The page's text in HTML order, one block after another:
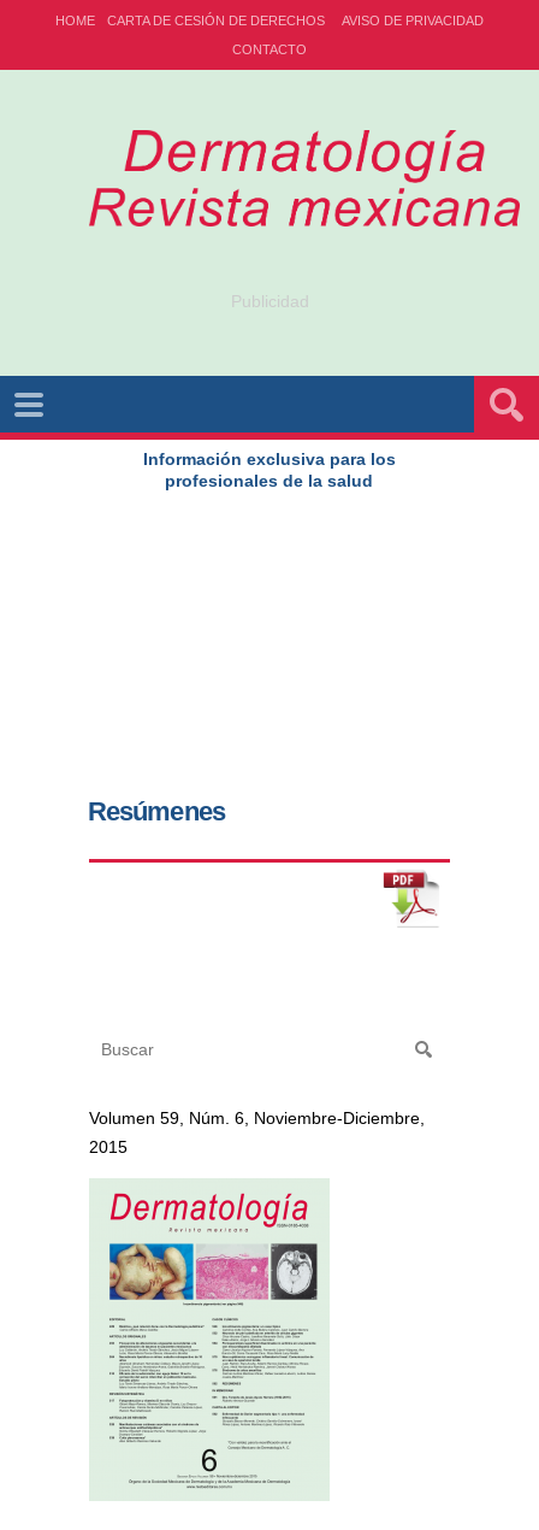
HOME CARTA DE CESIÓN DE DERECHOS
AVISO DE PRIVACIDAD
CONTACTO
Publicidad
Información exclusiva para los
profesionales de la salud
Resúmenes
Volumen 59, Núm. 6, Noviembre-Diciembre,
2015